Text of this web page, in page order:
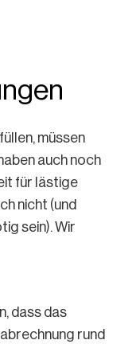
müssen
auch noch
für lästige
nicht (und
sein). Wir
dass das
rund